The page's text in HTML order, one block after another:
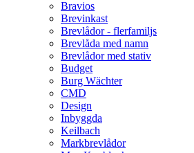
Bravios
Brevinkast
Brevlådor - flerfamiljs
Brevlåda med namn
Brevlådor med stativ
Budget
Burg Wächter
CMD
Design
Inbyggda
Keilbach
Markbrevlådor